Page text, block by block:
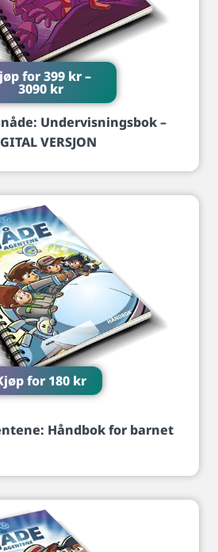
for399 kr –
3090 kr
nåde: Undervisningsbok –
VERSJON
for 180 kr
Håndbok for barnet